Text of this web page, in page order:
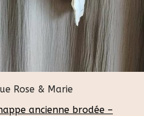
Rose & Marie
ancienne brodée –